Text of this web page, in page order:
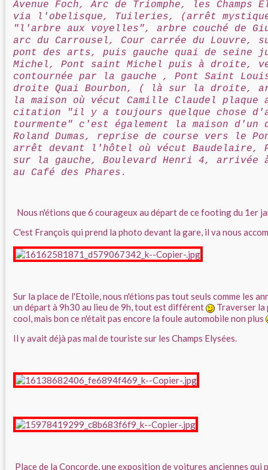
Avenue Foch, Arc de Triomphe, les Champs
via l'obelisque, Tuileries, (arrêt
"l'arbre aux voyelles", arbre couché de
arc du Carrousel, Cour carrée du Louvre,
pont des arts, puis gauche quai de seine
Michel, Pont saint Michel puis à droite,
contournée par la gauche , Pont Saint
droite Quai Bourbon, ( là sur la droite,
la maison où vécut Camille Claudel plaque
citation "il y a toujours quelque chose
tourmente" c'est également la maison d'un
Roland Dumas, reprise de course vers le
arrêt devant l'hôtel où vécut Baudelaire,
sur la gauche, Boulevard Henri 4,
au Café des Phares.
Nous n'étions que 6 courageux au départ de ce footing du 1er
C'est François qui prend la photo devant la gare, il va nous
Sur la place de l'Etoile, nous n'étions pas tout seuls comme les
un départ à 9h30 au lieu de 9h, tout est différent
Traverser la
cool, mais bon ce n'était pas encore la foule automobile non plus
Il y avait déjà pas mal de touriste sur les Champs Elysées.
Place de la Concorde, une exposition de voitures anciennes